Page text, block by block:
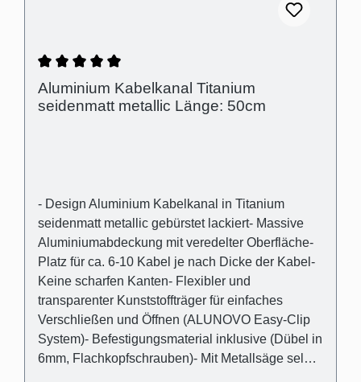
Durchschnittliche Bewertung von 5 von 5
Aluminium Kabelkanal Titanium
seidenmatt metallic Länge: 50cm
- Design Aluminium Kabelkanal in Titanium
seidenmatt metallic gebürstet lackiert- Massive
Aluminiumabdeckung mit veredelter Oberfläche-
Platz für ca. 6-10 Kabel je nach Dicke der Kabel-
Keine scharfen Kanten- Flexibler und
transparenter Kunststoffträger für einfaches
Verschließen und Öffnen (ALUNOVO Easy-Clip
System)- Befestigungsmaterial inklusive (Dübel in
6mm, Flachkopfschrauben)- Mit Metallsäge selbst